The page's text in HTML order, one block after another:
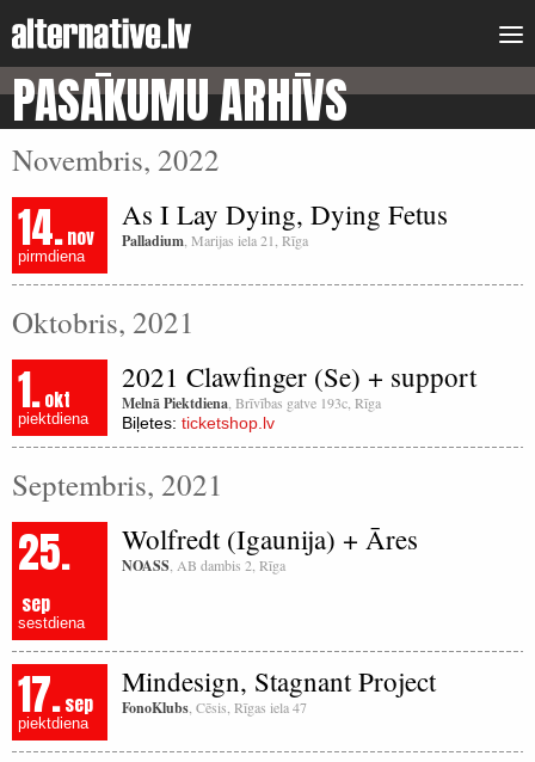
PASĀKUMU ARHĪVS
Novembris, 2022
14.nov
pirmdiena
As I Lay Dying, Dying Fetus
Palladium , Marijas iela 21, Rīga
Oktobris, 2021
1.okt
piektdiena
2021 Clawfinger (Se) + support
Melnā Piektdiena , Brīvības gatve 193c, Rīga
Biļetes: ticketshop.lv
Septembris, 2021
25.
sep
sestdiena
Wolfredt (Igaunija) + Āres
NOASS , AB dambis 2, Rīga
17.sep
piektdiena
Mindesign, Stagnant Project
FonoKlubs , Cēsis, Rīgas iela 47